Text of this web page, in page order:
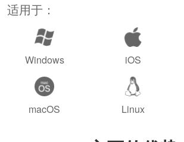
适用于：
Windows iOS
macOS Linux